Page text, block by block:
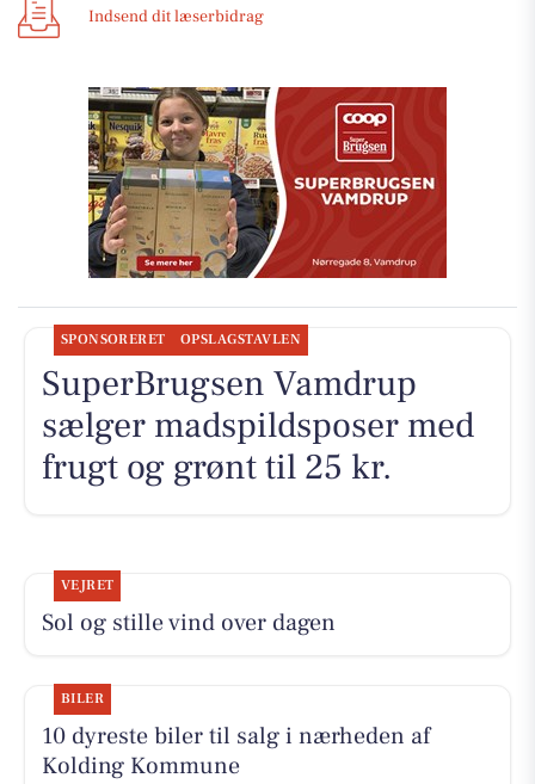
Indsend dit læserbidrag
SPONSORERET OPSLAGSTAVLEN
SuperBrugsen Vamdrup
sælger madspildsposer med
frugt og grønt til 25 kr.
VEJRET
Sol og stille vind over dagen
BILER
10 dyreste biler til salg i nærheden af
Kolding Kommune